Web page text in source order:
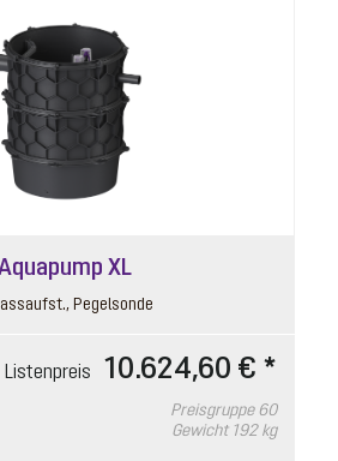
XL
Pegelsonde
Listenpreis 10.624,60 € *
Preisgruppe 60
Gewicht 192 kg